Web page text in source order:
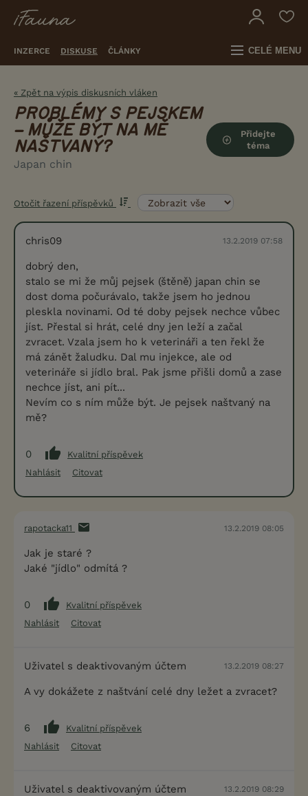
INZERCE DISKUSE ČLÁNKY CELÉ MENU
« Zpět na výpis diskusních vláken
PROBLÉMY S PEJSKEM
– MŮŽE BÝT NA MĚ
NAŠTVANÝ?
Japan chin
Přidejte
téma
Otočit řazení příspěvků
chris09 13.2.2019 07:58
dobrý den,
stalo se mi že můj pejsek (štěně) japan chin se
dost doma počurávalo, takže jsem ho jednou
pleskla novinami. Od té doby pejsek nechce vůbec
jíst. Přestal si hrát, celé dny jen leží a začal
zvracet. Vzala jsem ho k veterináři a ten řekl že
má zánět žaludku. Dal mu injekce, ale od
veterináře si jídlo bral. Pak jsme přišli domů a zase
nechce jíst, ani pít...
Nevím co s ním může být. Je pejsek naštvaný na
mě?
0
Kvalitní příspěvek
Nahlásit
Citovat
rapotacka11 13.2.2019 08:05
Jak je staré ?
Jaké "jídlo" odmítá ?
0
Kvalitní příspěvek
Nahlásit
Citovat
Uživatel s deaktivovaným účtem 13.2.2019 08:27
A vy dokážete z naštvání celé dny ležet a zvracet?
6
Kvalitní příspěvek
Nahlásit
Citovat
Uživatel s deaktivovaným účtem 13.2.2019 08:29